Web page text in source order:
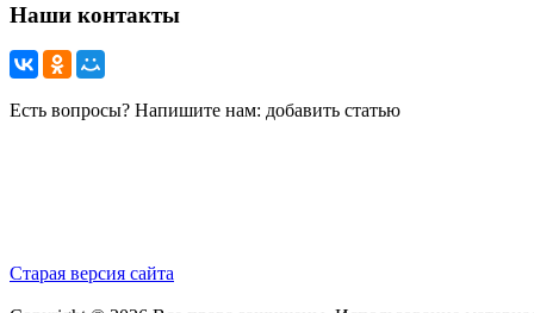
Наши контакты
Есть вопросы? Напишите нам: добавить статью
Старая версия сайта